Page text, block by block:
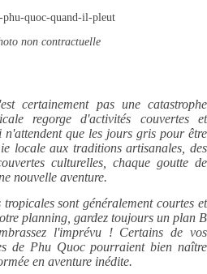
non contractuelle
certainement pas une catastrophe
regorge d'activités couvertes et
n'attendent que les jours gris pour être
locale aux traditions artisanales, des
culturelles, chaque goutte de
nouvelle aventure.
tropicales sont généralement courtes et
planning, gardez toujours un plan B
l'imprévu ! Certains de vos
de Phu Quoc pourraient bien naître
en aventure inédite.